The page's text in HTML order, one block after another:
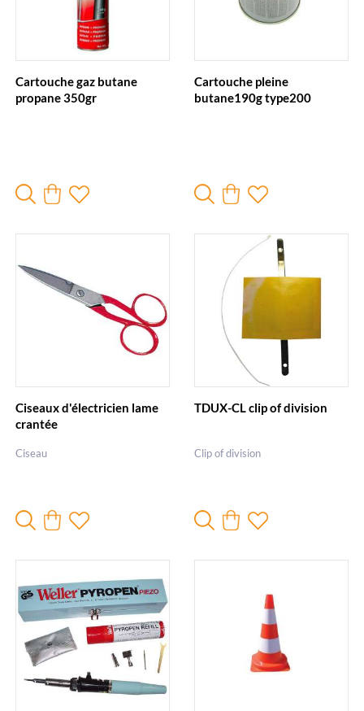
Cartouche gaz butane
propane 350gr
Cartouche pleine
butane190g type200
Ciseaux d'électricien lame
crantée
Ciseau
TDUX-CL clip of division
Clip of division